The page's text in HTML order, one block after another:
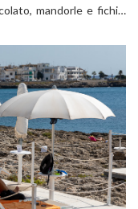
mandorle e fichi…